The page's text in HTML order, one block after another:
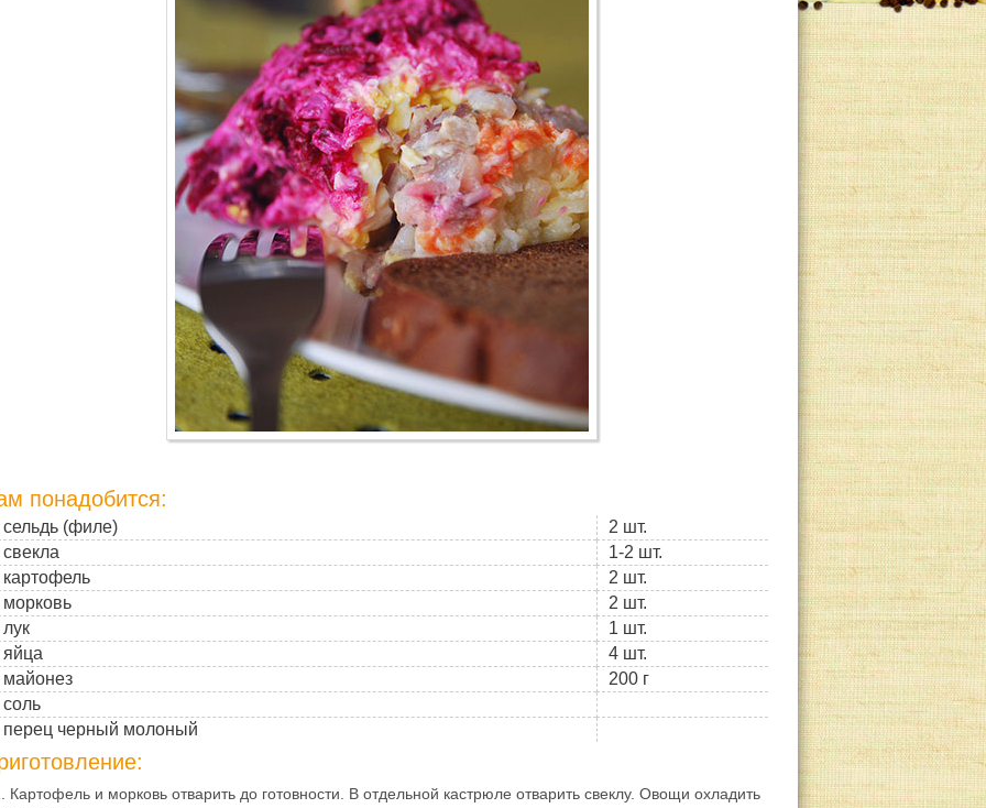
понадобится:
сельдь (филе)
2 шт.
свекла
1-2 шт.
картофель
2 шт.
морковь
2 шт.
лук
1 шт.
яйца
4 шт.
майонез
200 г
соль
перец черный молоный
Картофель и морковь отварить до готовности. В отдельной кастрюле отварить свеклу. Овощи охладить